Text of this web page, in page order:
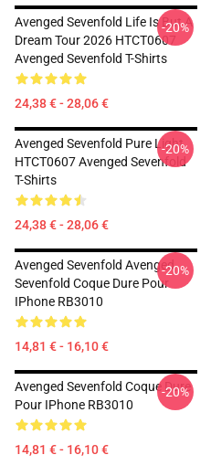
Avenged Sevenfold Life Is But A
Dream Tour 2026 HTCT0607
Avenged Sevenfold T-Shirts
24,38 € - 28,06 €
-20%
Avenged Sevenfold Pure Light
HTCT0607 Avenged Sevenfold
T-Shirts
24,38 € - 28,06 €
-20%
Avenged Sevenfold Avenged
Sevenfold Coque Dure Pour
IPhone RB3010
14,81 € - 16,10 €
-20%
Avenged Sevenfold Coque Dure
Pour IPhone RB3010
14,81 € - 16,10 €
-20%